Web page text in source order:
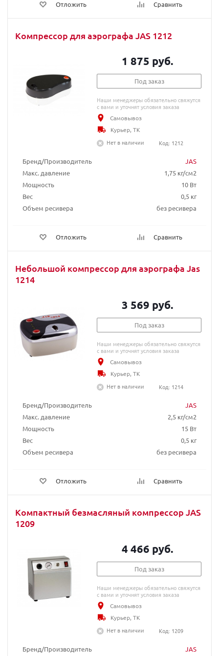
Отложить Сравнить
Компрессор для аэрографа JAS 1212
Бренд/Производитель
JAS
Макс. давление
1,75 кг/см2
Мощность
10 Вт
Вес
0,5 кг
Объем ресивера
без ресивера
Отложить Сравнить
1 875 руб.
Под заказ
Наши менеджеры обязательно свяжутся
с вами и уточнят условия заказа
Самовывоз
Курьер, ТК
Нет в наличии
Код: 1212
Небольшой компрессор для аэрографа Jas
1214
Бренд/Производитель
JAS
Макс. давление
2,5 кг/см2
Мощность
15 Вт
Вес
0,5 кг
Объем ресивера
без ресивера
Отложить Сравнить
3 569 руб.
Под заказ
Наши менеджеры обязательно свяжутся
с вами и уточнят условия заказа
Самовывоз
Курьер, ТК
Нет в наличии
Код: 1214
Компактный безмасляный компрессор JAS
1209
Бренд/Производитель
JAS
4 466 руб.
Под заказ
Наши менеджеры обязательно свяжутся
с вами и уточнят условия заказа
Самовывоз
Курьер, ТК
Нет в наличии
Код: 1209